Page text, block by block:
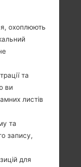
охоплюють
та
ви
листів
та
запису,
для